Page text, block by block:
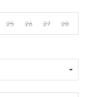
25 26 27 28